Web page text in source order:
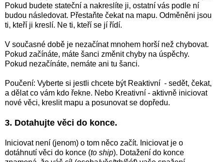
Pokud budete stateční a nakreslíte ji, ostatní vás podle ní
budou následovat. Přestaňte čekat na mapu. Odměněni jsou
ti, kteří ji kreslí. Ne ti, kteří se jí řídí.
V současné době je nezačínat mnohem horší než chybovat.
Pokud začínáte, máte šanci změnit chyby na úspěchy.
Pokud nezačínáte, nemáte ani tu šanci.
Poučení: Vyberte si jestli chcete být Reaktivní - sedět, čekat,
a dělat co vám kdo řekne. Nebo Kreativní - aktivně iniciovat
nové věci, kreslit mapu a posunovat se dopředu.
3. Dotahujte věci do konce.
Iniciovat není (jenom) o tom něco začít. Iniciovat je o
dotáhnutí věci do konce (to ship). Dotažení do konce